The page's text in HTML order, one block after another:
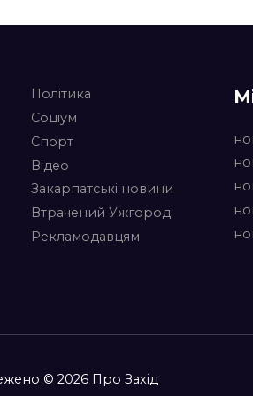
Політика
Соціум
Спорт
Відео
Закарпатські новини
Втрачений Ужгород
Рекламодавцям
© 2026 Про Захід